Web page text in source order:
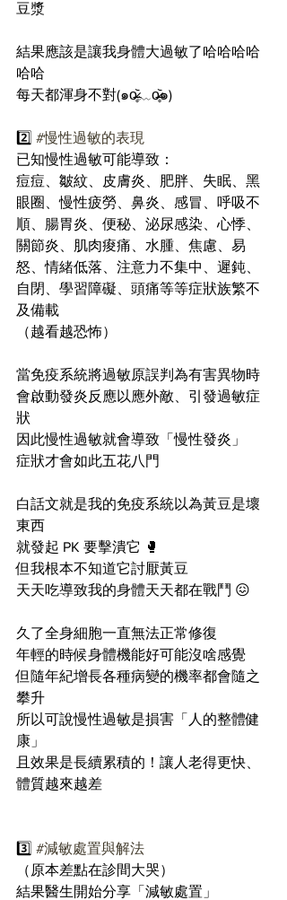
豆漿
結果應該是讓我身體大過敏了哈哈哈哈
哈哈
每天都渾身不對(๑o̴̶̷̥᷅﹏o̴̶̷̥᷅๑)
2️⃣ #慢性過敏的表現
已知慢性過敏可能導致：
痘痘、皺紋、皮膚炎、肥胖、失眠、黑
眼圈、慢性疲勞、鼻炎、感冒、呼吸不
順、腸胃炎、便秘、泌尿感染、心悸、
關節炎、肌肉痠痛、水腫、焦慮、易
怒、情緒低落、注意力不集中、遲鈍、
自閉、學習障礙、頭痛等等症狀族繁不
及備載
（越看越恐怖）
當免疫系統將過敏原誤判為有害異物時
會啟動發炎反應以應外敵、引發過敏症
狀
因此慢性過敏就會導致「慢性發炎」
症狀才會如此五花八門
白話文就是我的免疫系統以為黃豆是壞
東西
就發起 PK 要擊潰它 🥊
但我根本不知道它討厭黃豆
天天吃導致我的身體天天都在戰鬥 😖
久了全身細胞一直無法正常修復
年輕的時候身體機能好可能沒啥感覺
但隨年紀增長各種病變的機率都會隨之
攀升
所以可說慢性過敏是損害「人的整體健
康」
且效果是長續累積的！讓人老得更快、
體質越來越差
3️⃣ #減敏處置與解法
（原本差點在診間大哭）
結果醫生開始分享「減敏處置」